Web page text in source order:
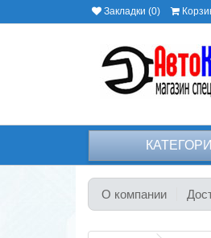
Закладки (0)
О компании